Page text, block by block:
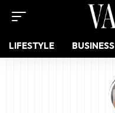
LIFESTYLE BUSINESS